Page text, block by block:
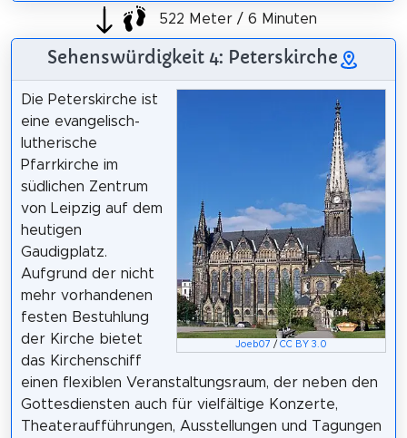
522 Meter / 6 Minuten
Sehenswürdigkeit 4: Peterskirche
Joeb07 /CC BY 3.0
Die Peterskirche ist
eine evangelisch-
lutherische
Pfarrkirche im
südlichen Zentrum
von Leipzig auf dem
heutigen
Gaudigplatz.
Aufgrund der nicht
mehr vorhandenen
festen Bestuhlung
der Kirche bietet
das Kirchenschiff
einen flexiblen Veranstaltungsraum, der neben den
Gottesdiensten auch für vielfältige Konzerte,
Theateraufführungen, Ausstellungen und Tagungen